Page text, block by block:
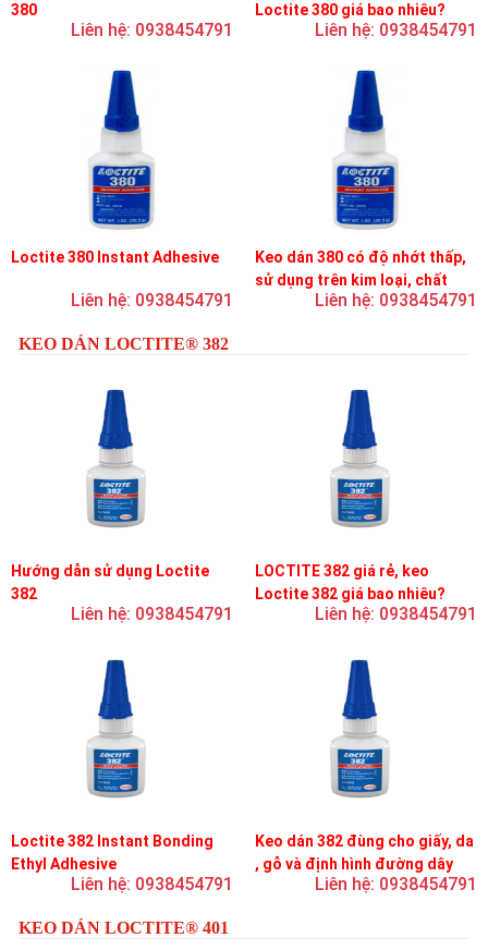
380
Liên hệ: 0938454791
Loctite 380 giá bao nhiêu?
Liên hệ: 0938454791
Loctite 380 Instant Adhesive
Liên hệ: 0938454791
Keo dán 380 có độ nhớt thấp,
sử dụng trên kim loại, chất
đàn hồi và nhựaLiên hệ: 0938454791
KEO DÁN LOCTITE® 382
Hướng dẫn sử dụng Loctite
382
Liên hệ: 0938454791
LOCTITE 382 giá rẻ, keo
Loctite 382 giá bao nhiêu?
Liên hệ: 0938454791
Loctite 382 Instant Bonding
Ethyl Adhesive
Liên hệ: 0938454791
Keo dán 382 đùng cho giấy, da
, gỗ và định hình đường dây
trên bản mạchLiên hệ: 0938454791
KEO DÁN LOCTITE® 401